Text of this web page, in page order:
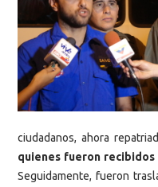
ciudadanos, ahora
quienes fueron
Seguidamente, fueron